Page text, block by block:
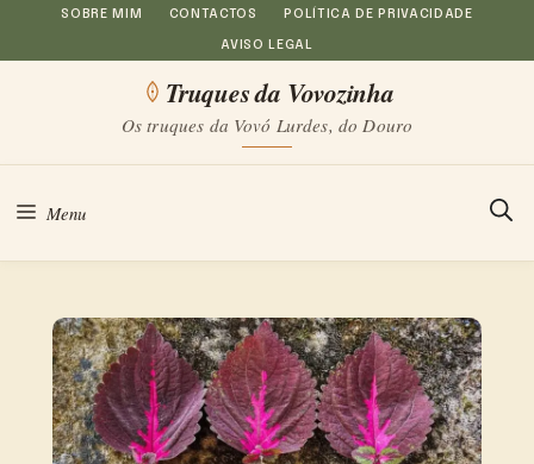
Saltar
para
conteúdo
SOBRE MIM CONTACTOS POLÍTICA DE PRIVACIDADE
AVISO LEGAL
Truques da Vovozinha
Os truques da Vovó Lurdes, do Douro
Menu